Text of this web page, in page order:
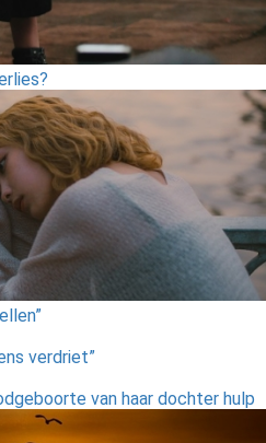
verdriet”
van haar dochter hulp